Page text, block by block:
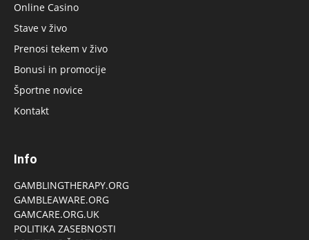
Online Casino
Stave v živo
Prenosi tekem v živo
Bonusi in promocije
Športne novice
Kontakt
Info
GAMBLINGTHERAPY.ORG
GAMBLEAWARE.ORG
GAMCARE.ORG.UK
POLITIKA ZASEBNOSTI